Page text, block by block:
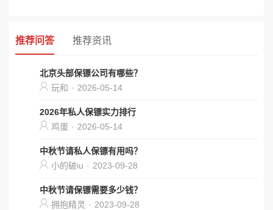
推荐问答 推荐资讯
北京头部保镖公司有哪些？
玩和 · 2026-05-14
2026年私人保镖实力排行
鸡蛋 · 2026-05-14
中秋节请私人保镖有用吗？
小的破iu · 2023-09-28
中秋节请保镖需要多少钱？
拥抱精灵 · 2023-09-28